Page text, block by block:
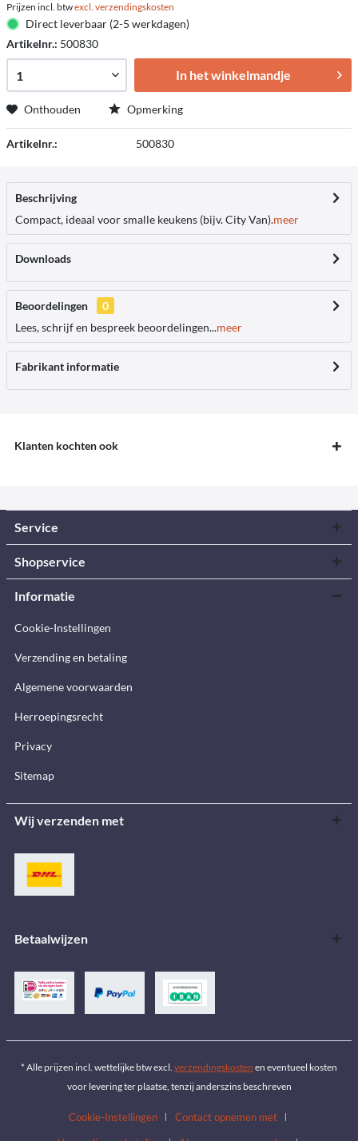
Prijzen incl. btwexcl. verzendingskosten
Direct leverbaar (2-5 werkdagen)
Artikelnr.: 500830
In het winkelmandje
Onthouden Opmerking
Artikelnr.: 500830
Beschrijving
Compact, ideaal voor smalle keukens (bijv. City Van).meer
Downloads
Beoordelingen
0
Lees, schrijf en bespreek beoordelingen...meer
Fabrikant informatie
Klanten kochten ook
Service
Shopservice
Informatie
Cookie-Instellingen
Verzending en betaling
Algemene voorwaarden
Herroepingsrecht
Privacy
Sitemap
Wij verzenden met
Betaalwijzen
* Alle prijzen incl. wettelijke btw excl. verzendingskosten en eventueel kosten
voor levering ter plaatse, tenzij anderszins beschreven
Cookie-Instellingen
Contact opnemen met